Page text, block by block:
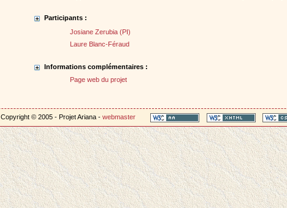
Participants :
Josiane Zerubia (PI)
Laure Blanc-Féraud
Informations complémentaires :
Page web du projet
Copyright © 2005 - Projet Ariana -webmaster